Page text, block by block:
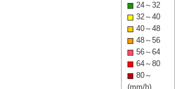
24～32
32～40
40～48
48～56
56～64
64～80
80～
(mm/h)